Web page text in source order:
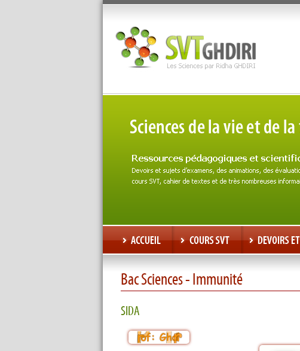
Bac Sciences - Immunité
SIDA